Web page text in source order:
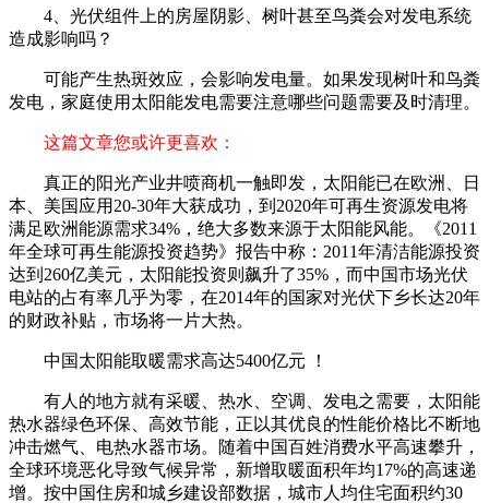
4、光伏组件上的房屋阴影、树叶甚至鸟粪会对发电系统
造成影响吗？
可能产生热斑效应，会影响发电量。如果发现树叶和鸟粪
发电，家庭使用太阳能发电需要注意哪些问题需要及时清理。
这篇文章您或许更喜欢：
真正的阳光产业井喷商机一触即发，太阳能已在欧洲、日
本、美国应用20-30年大获成功，到2020年可再生资源发电将
满足欧洲能源需求34%，绝大多数来源于太阳能风能。《2011
年全球可再生能源投资趋势》报告中称：2011年清洁能源投资
达到260亿美元，太阳能投资则飙升了35%，而中国市场光伏
电站的占有率几乎为零，在2014年的国家对光伏下乡长达20年
的财政补贴，市场将一片大热。
中国太阳能取暖需求高达5400亿元 ！
有人的地方就有采暖、热水、空调、发电之需要，太阳能
热水器绿色环保、高效节能，正以其优良的性能价格比不断地
冲击燃气、电热水器市场。随着中国百姓消费水平高速攀升，
全球环境恶化导致气候异常，新增取暖面积年均17%的高速递
增。按中国住房和城乡建设部数据，城市人均住宅面积约30